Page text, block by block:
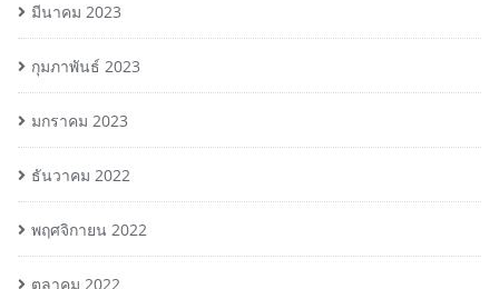
มีนาคม 2023
กุมภาพันธ์ 2023
มกราคม 2023
ธันวาคม 2022
พฤศจิกายน 2022
ตุลาคม 2022